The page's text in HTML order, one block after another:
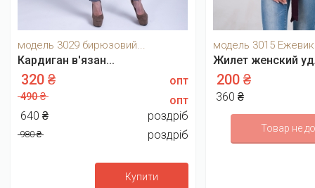
модель 3029 бирюзовий...
Кардиган в'язан...
320 ₴ опт
490 ₴
опт
640 ₴
роздріб
980 ₴ роздріб
Купити
модель 3015
Жилет женский
200 ₴
360 ₴
Товар не